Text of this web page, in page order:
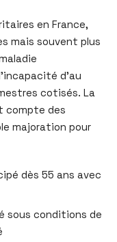
en France,
mais souvent plus
d’au
cotisés. La
compte des
majoration pour
dès 55 ans avec
sous conditions de